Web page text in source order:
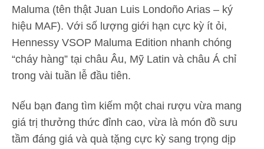
Maluma (tên thật Juan Luis Londoño Arias – ký
hiệu MAF). Với số lượng giới hạn cực kỳ ít ỏi,
Hennessy VSOP Maluma Edition nhanh chóng
“cháy hàng” tại châu Âu, Mỹ Latin và châu Á chỉ
trong vài tuần lễ đầu tiên.
Nếu bạn đang tìm kiếm một chai rượu vừa mang
giá trị thưởng thức đỉnh cao, vừa là món đồ sưu
tầm đáng giá và quà tặng cực kỳ sang trọng dịp